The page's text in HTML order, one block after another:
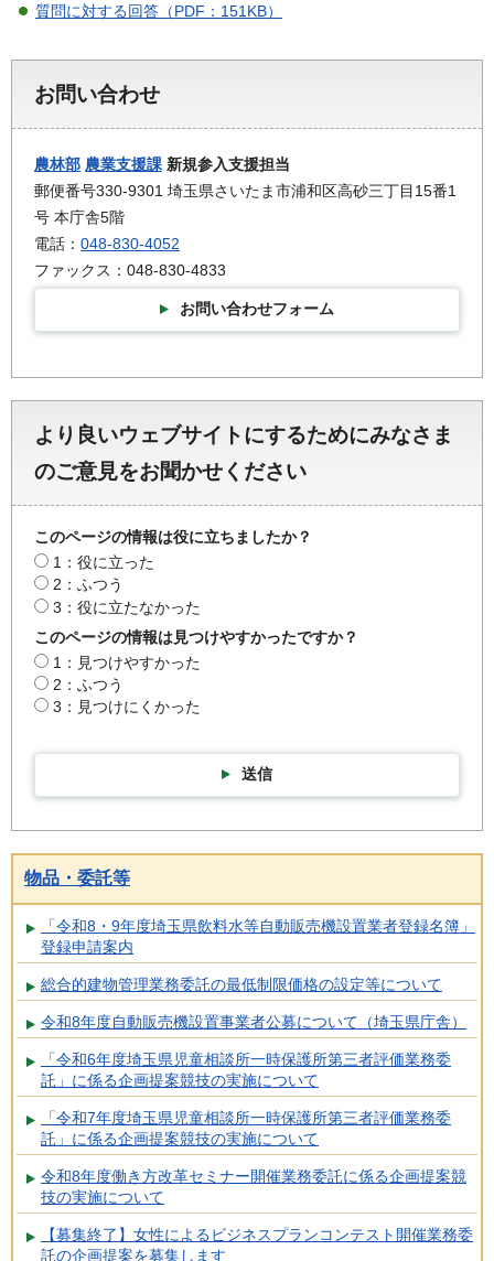
質問に対する回答（PDF：151KB）
お問い合わせ
農林部 農業支援課 新規参入支援担当
郵便番号330-9301 埼玉県さいたま市浦和区高砂三丁目15番1
号 本庁舎5階
電話： 048-830-4052
ファックス：048-830-4833
お問い合わせフォーム
より良いウェブサイトにするためにみなさま
のご意見をお聞かせください
このページの情報は役に立ちましたか？
1：役に立った
2：ふつう
3：役に立たなかった
このページの情報は見つけやすかったですか？
1：見つけやすかった
2：ふつう
3：見つけにくかった
送信
物品・委託等
「令和8・9年度埼玉県飲料水等自動販売機設置業者登録名簿」
登録申請案内
総合的建物管理業務委託の最低制限価格の設定等について
令和8年度自動販売機設置事業者公募について（埼玉県庁舎）
「令和6年度埼玉県児童相談所一時保護所第三者評価業務委
託」に係る企画提案競技の実施について
「令和7年度埼玉県児童相談所一時保護所第三者評価業務委
託」に係る企画提案競技の実施について
令和8年度働き方改革セミナー開催業務委託に係る企画提案競
技の実施について
【募集終了】女性によるビジネスプランコンテスト開催業務委
託の企画提案を募集します